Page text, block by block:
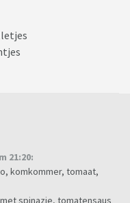
21:20:
komkommer, tomaat,
spinazie, tomatensaus